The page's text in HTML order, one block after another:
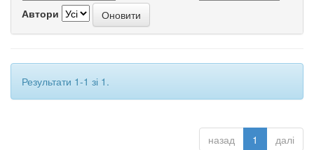
Автори
Результати 1-1 зі 1.
назад 1 далі